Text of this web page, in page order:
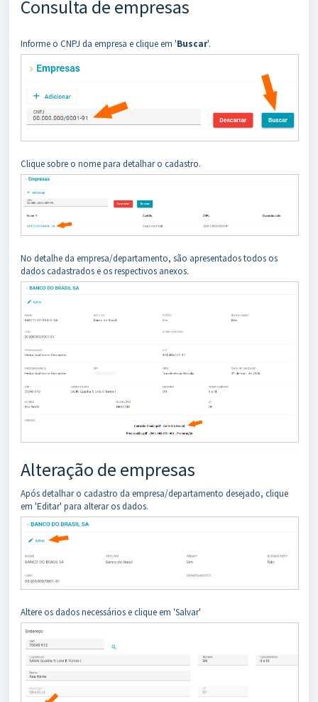
Consulta de empresas
Informe o CNPJ da empresa e clique em 'Buscar'.
Clique sobre o nome para detalhar o cadastro.
No detalhe da empresa/departamento, são apresentados todos os
dados cadastrados e os respectivos anexos.
Alteração de empresas
Após detalhar o cadastro da empresa/departamento desejado, clique
em 'Editar' para alterar os dados.
Altere os dados necessários e clique em 'Salvar'